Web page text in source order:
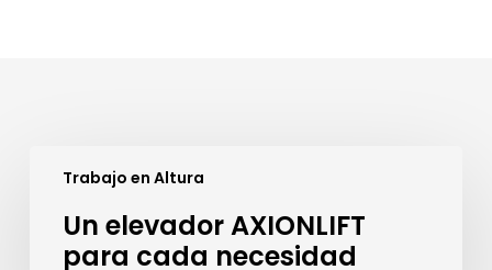
Trabajo en Altura
elevador
necesidad
Un elevador AXIONLIFT
para cada necesidad